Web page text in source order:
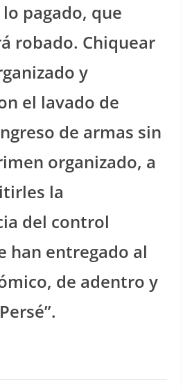
pagado, que
robado. Chiquear
y
el lavado de
de armas sin
organizado, a
la
del control
han entregado al
de adentro y